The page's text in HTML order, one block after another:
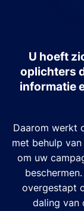
U hoeft
oplichters
informatie
Daarom werkt
met behulp
om uw
overgestapt
daling van